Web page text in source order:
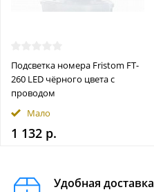
Подсветка номера Fristom FT-
260 LED чёрного цвета c
проводом
Мало
1 132 р.
Удобная доставка